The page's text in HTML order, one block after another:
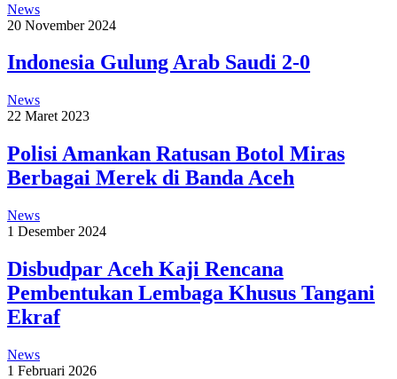
News
20 November 2024
Indonesia Gulung Arab Saudi 2-0
News
22 Maret 2023
Polisi Amankan Ratusan Botol Miras
Berbagai Merek di Banda Aceh
News
1 Desember 2024
Disbudpar Aceh Kaji Rencana
Pembentukan Lembaga Khusus Tangani
Ekraf
News
1 Februari 2026